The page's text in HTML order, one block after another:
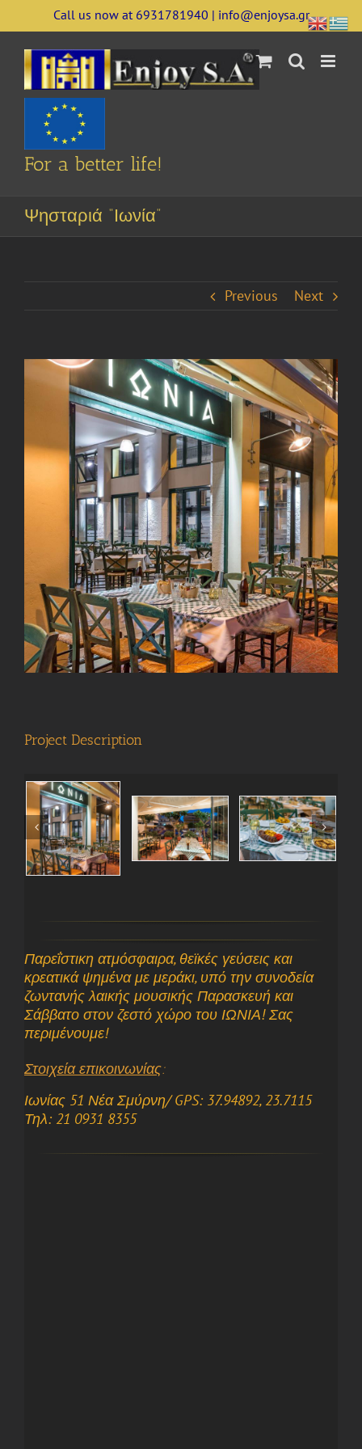
to
content
Call us now at 6931781940 | info@enjoysa.gr
For a better life!
Ψησταριά “Ιωνία”
Previous Next
View
Larger
Project Description
Παρεΐστικη ατμόσφαιρα, θεϊκές γεύσεις και
κρεατικά ψημένα με μεράκι, υπό την συνοδεία
ζωντανής λαικής μουσικής Παρασκευή και
Σάββατο στον ζεστό χώρο του ΙΩΝΙΑ! Σας
περιμένουμε!
Στοιχεία επικοινωνίας:
Ιωνίας 51 Νέα Σμύρνη/ GPS: 37.94892, 23.7115
Τηλ: 21 0931 8355